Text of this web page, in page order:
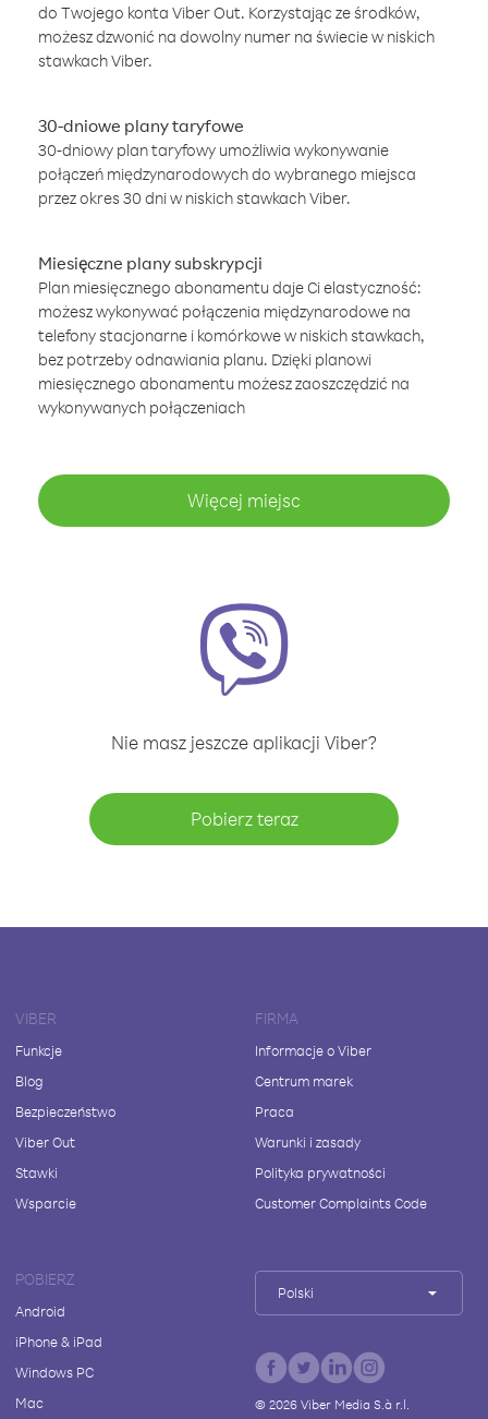
do Twojego konta Viber Out. Korzystając ze środków,
możesz dzwonić na dowolny numer na świecie w niskich
stawkach Viber.
30-dniowe plany taryfowe
30-dniowy plan taryfowy umożliwia wykonywanie
połączeń międzynarodowych do wybranego miejsca
przez okres 30 dni w niskich stawkach Viber.
Miesięczne plany subskrypcji
Plan miesięcznego abonamentu daje Ci elastyczność:
możesz wykonywać połączenia międzynarodowe na
telefony stacjonarne i komórkowe w niskich stawkach,
bez potrzeby odnawiania planu. Dzięki planowi
miesięcznego abonamentu możesz zaoszczędzić na
wykonywanych połączeniach
Więcej miejsc
Nie masz jeszcze aplikacji Viber?
Pobierz teraz
VIBER
Funkcje
Blog
Bezpieczeństwo
Viber Out
Stawki
Wsparcie
FIRMA
Informacje o Viber
Centrum marek
Praca
Warunki i zasady
Polityka prywatności
Customer Complaints Code
POBIERZ
Android
iPhone & iPad
Windows PC
Mac
Polski
© 2026Viber Media S.à r.l.